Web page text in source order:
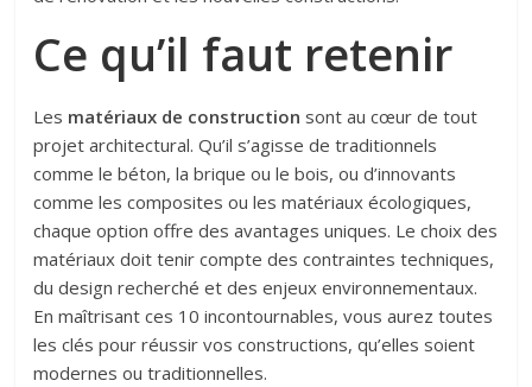
Ce qu’il faut retenir
Les matériaux de construction sont au cœur de tout
projet architectural. Qu’il s’agisse de traditionnels
comme le béton, la brique ou le bois, ou d’innovants
comme les composites ou les matériaux écologiques,
chaque option offre des avantages uniques. Le choix des
matériaux doit tenir compte des contraintes techniques,
du design recherché et des enjeux environnementaux.
En maîtrisant ces 10 incontournables, vous aurez toutes
les clés pour réussir vos constructions, qu’elles soient
modernes ou traditionnelles.